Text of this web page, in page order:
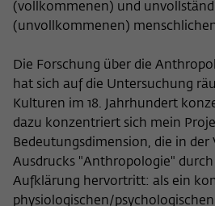
(vollkommenen) und
(unvollkommenen)
Die Forschung über die
hat sich auf die Untersuchung
Kulturen im 18. Jahrhundert
dazu konzentriert sich mein
Bedeutungsdimension, die in der
Ausdrucks "Anthropologie"
Aufklärung hervortritt: als ein
physiologischen/